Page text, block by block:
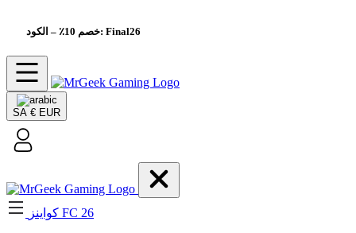
خصم 10٪– الكود: Final26
SA € EUR
كواينز FC 26